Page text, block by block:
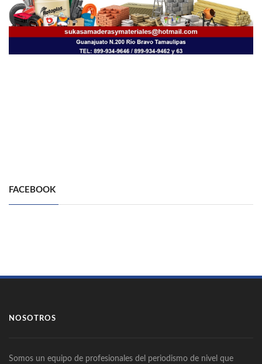
FACEBOOK
NOSOTROS
Somos un equipo de profesionales del periodismo de nivel que